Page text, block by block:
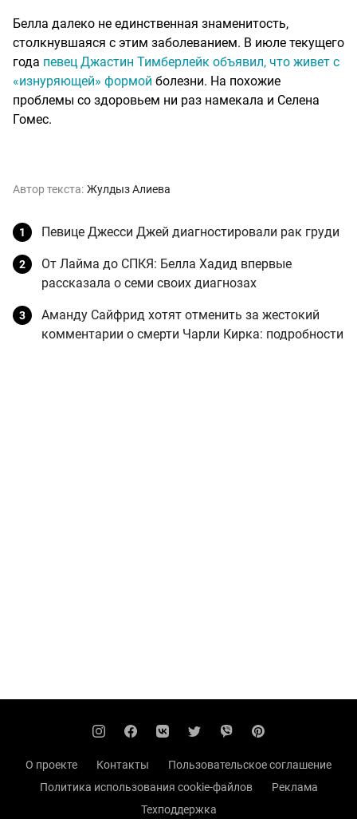
Белла далеко не единственная знаменитость,
столкнувшаяся с этим заболеванием. В июле текущего
года певец Джастин Тимберлейк объявил, что живет с
«изнуряющей» формой болезни. На похожие
проблемы со здоровьем ни раз намекала и Селена
Гомес.
Автор текста: Жулдыз Алиева
Певице Джесси Джей диагностировали рак груди
От Лайма до СПКЯ: Белла Хадид впервые
рассказала о семи своих диагнозах
Аманду Сайфрид хотят отменить за жестокий
комментарии о смерти Чарли Кирка: подробности
О проекте Контакты
Пользовательское соглашение
Политика использования cookie-файлов
Реклама
Техподдержка